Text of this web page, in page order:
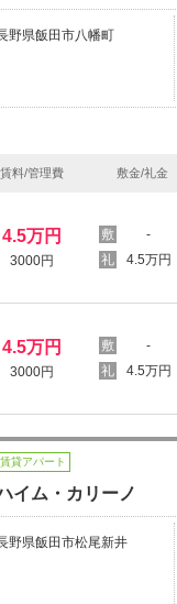
野県飯田市八幡町
賃料/管理費 敷金/礼金
4.5万円
3000円
-
4.5万円
4.5万円
3000円
-
4.5万円
賃貸アパート
イム・カリーノ
野県飯田市松尾新井